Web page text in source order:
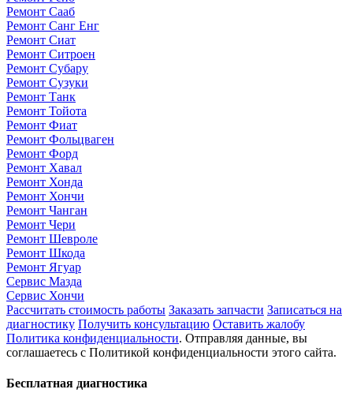
Ремонт Сааб
Ремонт Санг Енг
Ремонт Сиат
Ремонт Ситроен
Ремонт Субару
Ремонт Сузуки
Ремонт Танк
Ремонт Тойота
Ремонт Фиат
Ремонт Фольцваген
Ремонт Форд
Ремонт Хавал
Ремонт Хонда
Ремонт Хончи
Ремонт Чанган
Ремонт Чери
Ремонт Шевроле
Ремонт Шкода
Ремонт Ягуар
Сервис Мазда
Сервис Хончи
Рассчитать стоимость работы Заказать запчасти Записаться на
диагностику Получить консультацию Оставить жалобу
Политика конфиденциальности. Отправляя данные, вы
соглашаетесь с Политикой конфиденциальности этого сайта.
Бесплатная диагностика